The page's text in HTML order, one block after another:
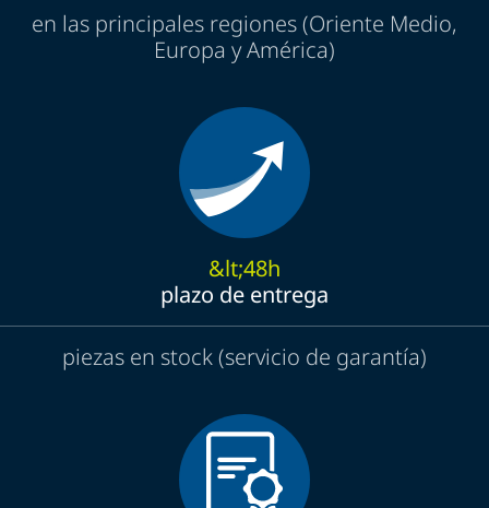
en las principales regiones (Oriente Medio,
Europa y América)
&lt;48h
plazo de entrega
piezas en stock (servicio de garantía)